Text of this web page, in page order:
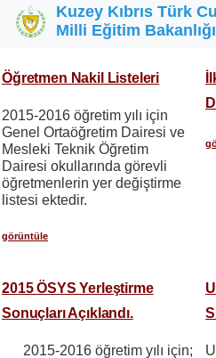
Ana içeriğe atla
Kuzey Kıbrıs Türk
Milli Eğitim Bakanlığı
Öğretmen Nakil Listeleri
2015-2016 öğretim yılı için
Genel Ortaöğretim Dairesi ve
Mesleki Teknik Öğretim
Dairesi okullarında görevli
öğretmenlerin yer değiştirme
listesi ektedir.
görüntüle
2015 ÖSYS Yerleştirme
Sonuçları Açıklandı.
2015-2016 öğretim yılı için;